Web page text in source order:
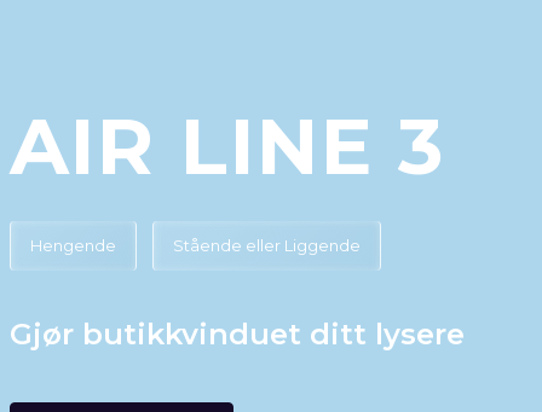
AIR LINE 3
Hengende Stående eller Liggende
Gjør butikkvinduet ditt lysere